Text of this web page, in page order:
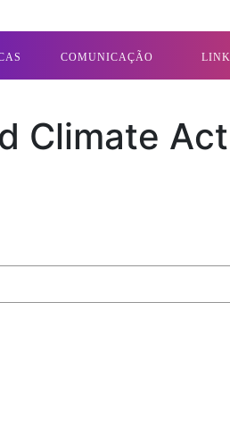
COMUNICAÇÃO
Climate